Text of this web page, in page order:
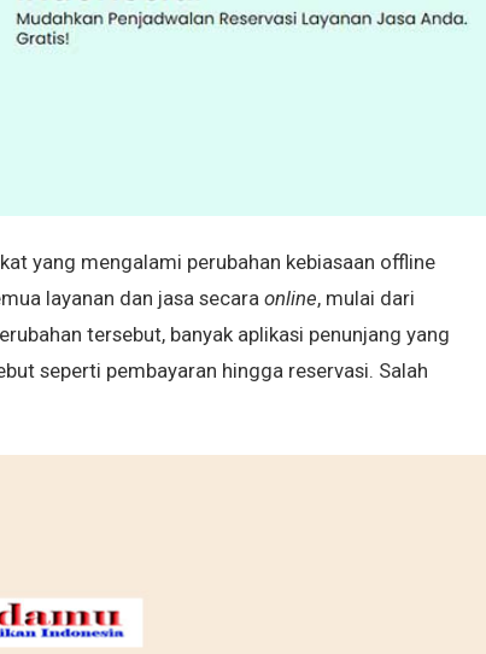
yang mengalami perubahan kebiasaan offline
layanan dan jasa secara online, mulai dari
tersebut, banyak aplikasi penunjang yang
seperti pembayaran hingga reservasi. Salah